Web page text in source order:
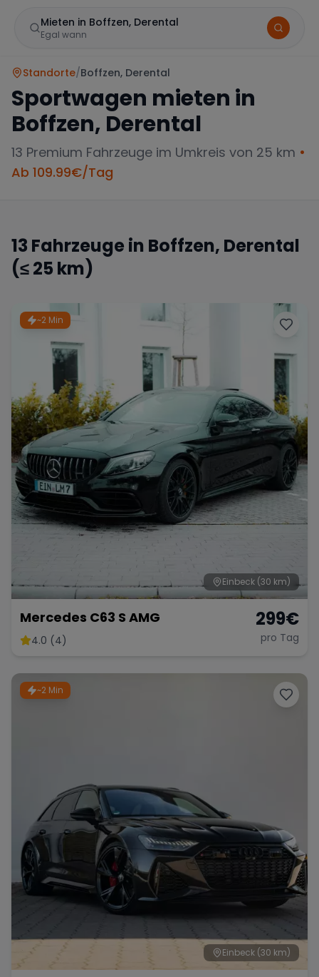
Mieten in Boffzen, Derental
Egal wann
Mercedes
McLaren Jaguar
Tesla Chevrolet Dodge
Maserati
Range Rover
Wann
Zeitraum wählen
Standorte/Boffzen, Derental
Sportwagen mieten in
Boffzen, Derental
13 Premium Fahrzeuge im Umkreis von 25 km •
Ab 109.99€/Tag
13 Fahrzeuge in Boffzen, Derental
(≤ 25 km)
~2 Min
Einbeck (30 km)
Mercedes C63 S AMG
4.0 (4)
299€
pro Tag
~2 Min
Einbeck (30 km)